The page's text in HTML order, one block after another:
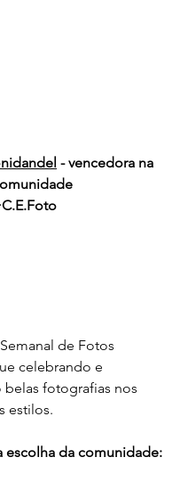
- vencedora na
de Fotos
celebrando e
belas fotografias nos
estilos.
escolha da comunidade: